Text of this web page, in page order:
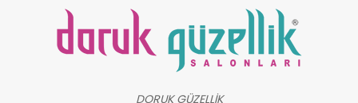
DORUK GÜZELLİK